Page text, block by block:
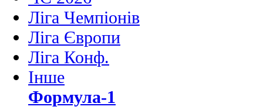
Ліга Чемпіонів
Ліга Європи
Ліга Конф.
Інше
Формула-1